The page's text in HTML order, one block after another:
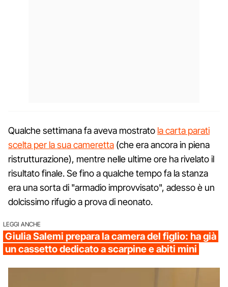
Qualche settimana fa aveva mostrato la carta parati
scelta per la sua cameretta (che era ancora in piena
ristrutturazione), mentre nelle ultime ore ha rivelato il
risultato finale. Se fino a qualche tempo fa la stanza
era una sorta di "armadio improvvisato", adesso è un
dolcissimo rifugio a prova di neonato.
LEGGI ANCHE
Giulia Salemi prepara la camera del figlio: ha già
un cassetto dedicato a scarpine e abiti mini